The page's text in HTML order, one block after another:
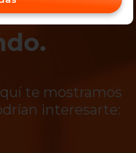
estás
te mostramos
interesarte: